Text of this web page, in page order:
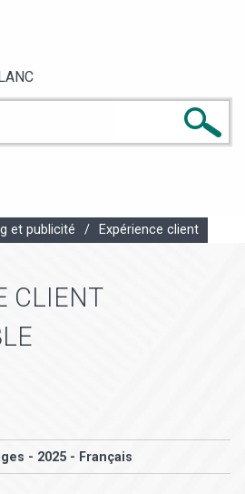
et publicité / Expérience client
CLIENT
- 2025 - Français